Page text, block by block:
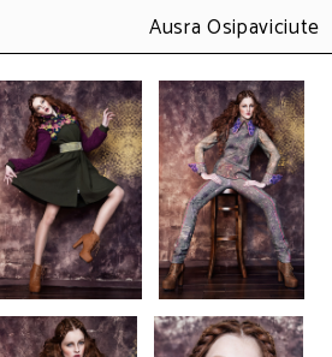
Ausra Osipaviciute